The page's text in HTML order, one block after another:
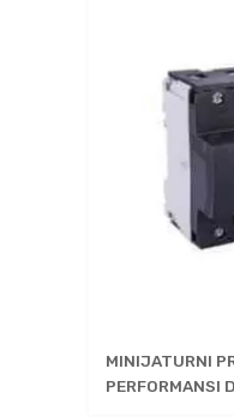
MINIJATURNI
PERFORMANSI